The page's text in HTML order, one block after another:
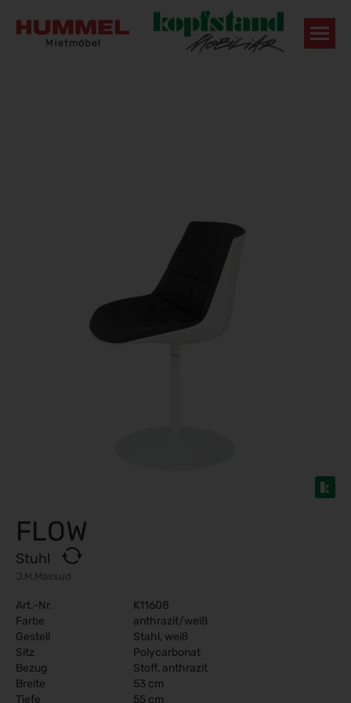
FLOW
Stuhl
J.M.Massud
Art.-Nr.
K11608
Farbe
anthrazit/weiß
Gestell
Stahl, weiß
Sitz
Polycarbonat
Bezug
Stoff, anthrazit
Breite
53 cm
Tiefe
55 cm